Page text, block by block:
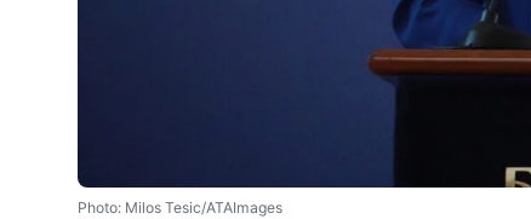
Photo: Milos Tesic/ATAImages